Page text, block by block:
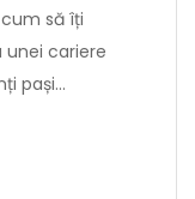
să îți
unei cariere
pași…